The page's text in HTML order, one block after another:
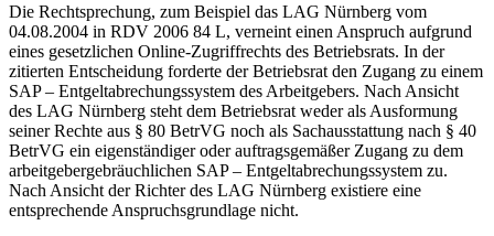
Die Rechtsprechung, zum Beispiel das LAG Nürnberg vom
04.08.2004 in RDV 2006 84 L, verneint einen Anspruch aufgrund
eines gesetzlichen Online-Zugriffrechts des Betriebsrats. In der
zitierten Entscheidung forderte der Betriebsrat den Zugang zu einem
SAP – Entgeltabrechungssystem des Arbeitgebers. Nach Ansicht
des LAG Nürnberg steht dem Betriebsrat weder als Ausformung
seiner Rechte aus § 80 BetrVG noch als Sachausstattung nach § 40
BetrVG ein eigenständiger oder auftragsgemäßer Zugang zu dem
arbeitgebergebräuchlichen SAP – Entgeltabrechungssystem zu.
Nach Ansicht der Richter des LAG Nürnberg existiere eine
entsprechende Anspruchsgrundlage nicht.